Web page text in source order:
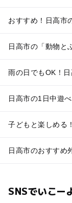
おすすめ！日高市
日高市の「動物と
雨の日でもOK！
日高市の1日中遊
子どもと楽しめる
日高市のおすすめ
SNSでいこー